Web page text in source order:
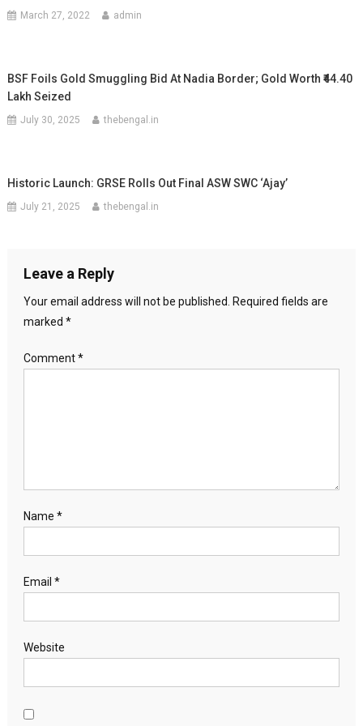
March 27, 2022 admin
BSF Foils Gold Smuggling Bid At Nadia Border; Gold Worth ₹44.40
Lakh Seized
July 30, 2025 thebengal.in
Historic Launch: GRSE Rolls Out Final ASW SWC ‘Ajay’
July 21, 2025 thebengal.in
Leave a Reply
Your email address will not be published.
Required fields are
marked *
Comment*
Name *
Email *
Website